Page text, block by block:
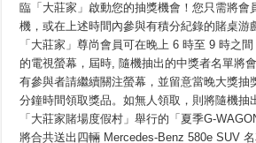
Benz
與
EasyPlay
的
大
抽
獎
「大
莊
家」
尊
臨「大莊家」啟動您的抽獎機會！您只需將會
機，或在上述時間內參與有積分紀錄的賭桌游
「大莊家」尊尚會員可在晚上 6 時至 9 時之
的電視螢幕，屆時, 隨機抽出的中獎者名單將
有參與者請繼續關注螢幕，並留意當晚大獎抽
分鐘時間領取獎品。如無人領取，則將隨機抽
「大莊家賭場度假村」舉行的「夏季G-
將合共送出四輛 Mercedes-Benz 580e SUV